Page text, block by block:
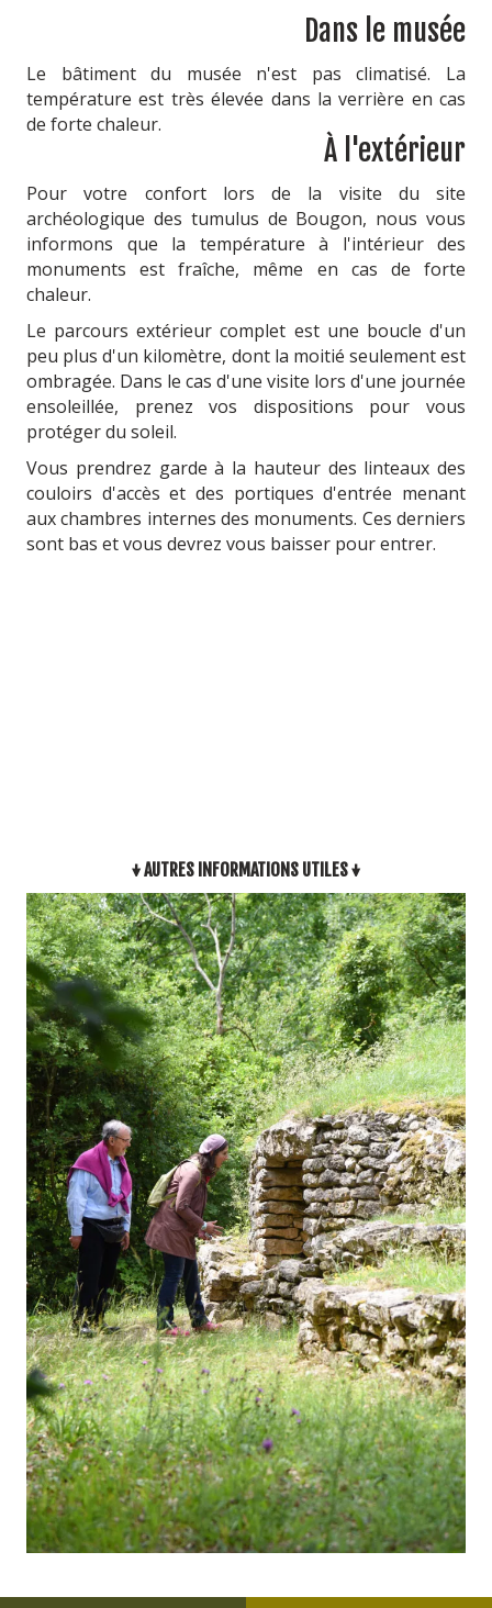
Dans le musée
Le bâtiment du musée n'est pas climatisé. La
température est très élevée dans la verrière en cas
de forte chaleur.
À l'extérieur
Pour votre confort lors de la visite du site
archéologique des tumulus de Bougon, nous vous
informons que la température à l'intérieur des
monuments est fraîche, même en cas de forte
chaleur.
Le parcours extérieur complet est une boucle d'un
peu plus d'un kilomètre, dont la moitié seulement est
ombragée. Dans le cas d'une visite lors d'une journée
ensoleillée, prenez vos dispositions pour vous
protéger du soleil.
Vous prendrez garde à la hauteur des linteaux des
couloirs d'accès et des portiques d'entrée menant
aux chambres internes des monuments. Ces derniers
sont bas et vous devrez vous baisser pour entrer.
↓ AUTRES INFORMATIONS UTILES ↓